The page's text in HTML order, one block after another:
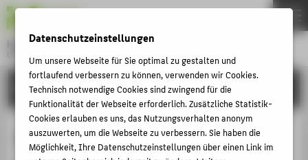
Hochschule für Technik und Wirtschaft Berlin
University of Applied Sciences
Menu
FORSCHUNG
Das sind die neuen Immotrends,
THEMEN
HOCHSCHULE
CAMPUS
STUDIUM
Datenschutzeinstellungen
Um unsere Webseite für Sie optimal zu gestalten und
fortlaufend verbessern zu können, verwenden wir Cookies.
Technisch notwendige Cookies sind zwingend für die
Funktionalität der Webseite erforderlich. Zusätzliche Statistik-
Cookies erlauben es uns, das Nutzungsverhalten anonym
auszuwerten, um die Webseite zu verbessern. Sie haben die
Möglichkeit, Ihre Datenschutzeinstellungen über einen Link im